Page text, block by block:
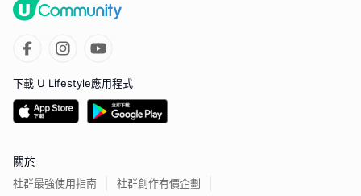
下載 U Lifestyle應用程式
關於
社群最強使用指南 社群創作有價企劃